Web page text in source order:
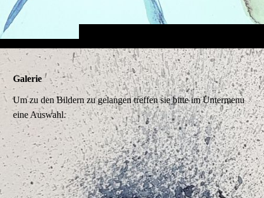
Galerie
Um zu den Bildern zu gelangen treffen sie bitte im Untermenu
eine Auswahl.